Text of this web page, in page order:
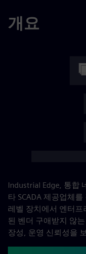
개요
Industrial Edge, 통합
타 SCADA 제공업체
레벨 장치에서 엔터
된 벤더 구애받지 않
장성, 운영 신뢰성을